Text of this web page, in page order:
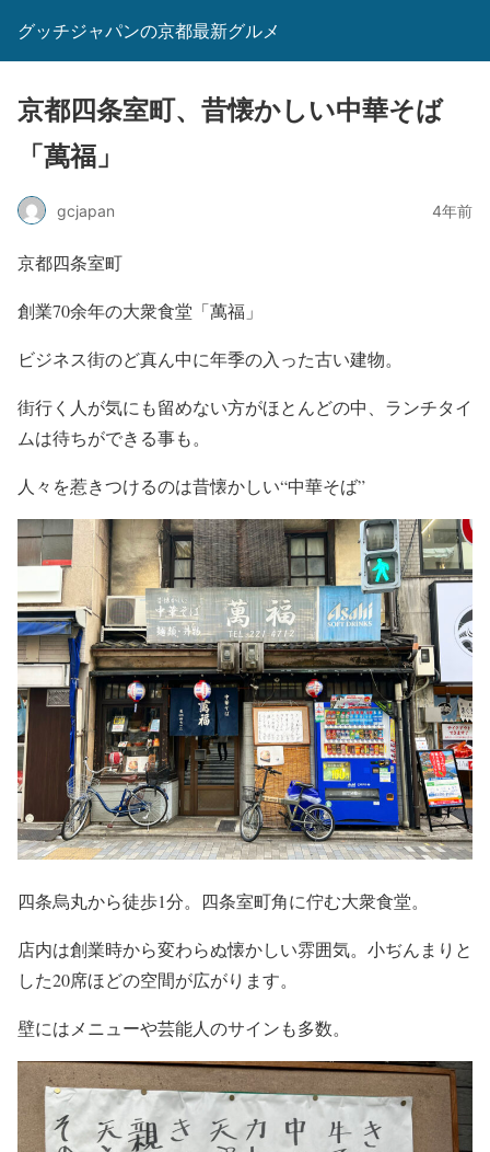
グッチジャパンの京都最新グルメ
京都四条室町、昔懐かしい中華そば
「萬福」
gcjapan 4年前
京都四条室町
創業70余年の大衆食堂「萬福」
ビジネス街のど真ん中に年季の入った古い建物。
街行く人が気にも留めない方がほとんどの中、ランチタイ
ムは待ちができる事も。
人々を惹きつけるのは昔懐かしい“中華そば”
四条烏丸から徒歩1分。四条室町角に佇む大衆食堂。
店内は創業時から変わらぬ懐かしい雰囲気。小ぢんまりと
した20席ほどの空間が広がります。
壁にはメニューや芸能人のサインも多数。